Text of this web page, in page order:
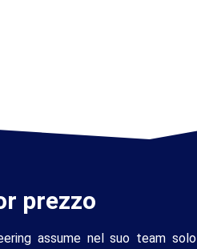
prezzo
assume nel suo team solo